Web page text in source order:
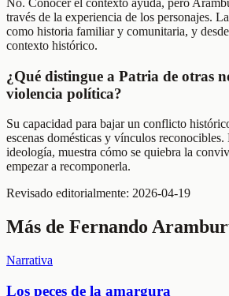
No. Conocer el contexto ayuda, pero
través de la experiencia de los personajes.
como historia familiar y comunitaria, y
contexto histórico.
¿Qué distingue a Patria de otras
violencia política?
Su capacidad para bajar un conflicto
escenas domésticas y vínculos
ideología, muestra cómo se quiebra la
empezar a recomponerla.
Revisado editorialmente: 2026-04-19
Más de Fernando
Narrativa
Los peces de la amargura